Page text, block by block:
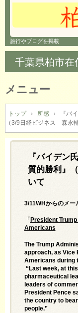
旅行やブログを掲載
千葉県柏市在
メニュー
コ
ン
テ
ン
ツ
トップ › 所感 ›
『バ
（3/9日経ビジネス 森永
『バイデン
質的勝利』
いて
3/11WHからのメー
「 President
Americans
The Trump
approach, as Vice
Americans during
“Last week, at
pharmaceutical
leaders of
President Pence
the country to
people.”